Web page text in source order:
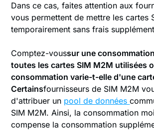
Dans ce cas, faites attention aux
vous permettent de mettre les cartes
temporairement sans frais
‍Comptez-voussur une
toutes les cartes SIM M2M utilisées
consommation varie-t-elle d'une
‍Certainsfournisseurs de SIM M2M
d'attribuer un pool de données
SIM M2M. Ainsi, la consommation
compense la consommation